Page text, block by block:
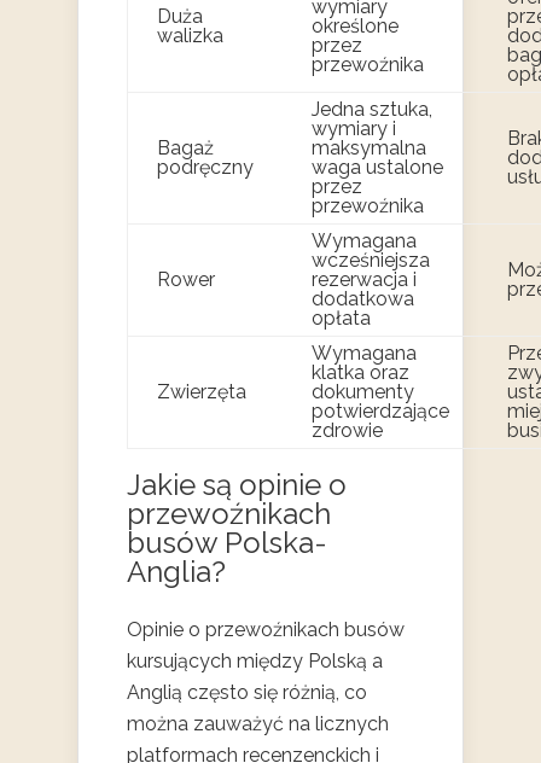
Duża
walizka
wymiary
określone
przez
przewoźnika
Bagaż
podręczny
Jedna sztuka,
wymiary i
maksymalna
waga ustalone
przez
przewoźnika
Rower
Wymagana
wcześniejsza
rezerwacja i
dodatkowa
opłata
Zwierzęta
Wymagana
klatka oraz
dokumenty
potwierdzające
zdrowie
Jakie są opinie o
przewoźnikach
busów Polska-
Anglia?
Opinie o przewoźnikach busów
kursujących między Polską a
Anglią często się różnią, co
można zauważyć na licznych
platformach recenzenckich i